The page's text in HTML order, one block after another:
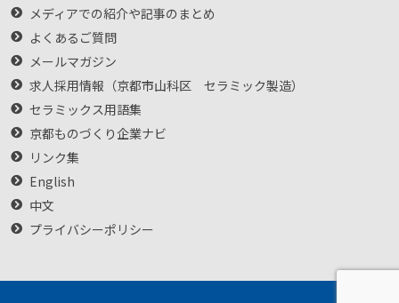
メディアでの紹介や記事のまとめ
よくあるご質問
メールマガジン
求人採用情報（京都市山科区 セラミック製造）
セラミックス用語集
京都ものづくり企業ナビ
リンク集
English
中文
プライバシーポリシー